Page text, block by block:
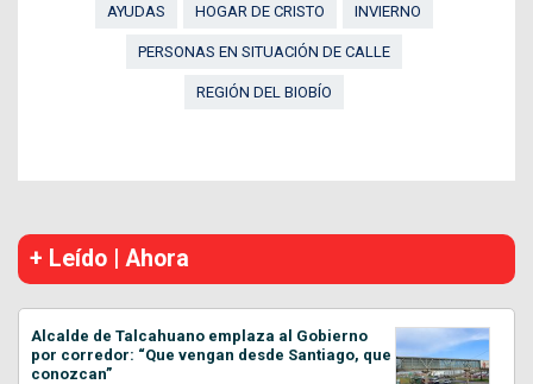
AYUDAS
HOGAR DE CRISTO INVIERNO
PERSONAS EN SITUACIÓN DE CALLE
REGIÓN DEL BIOBÍO
+ Leído | Ahora
Alcalde de Talcahuano emplaza al Gobierno
por corredor: “Que vengan desde Santiago, que
conozcan”